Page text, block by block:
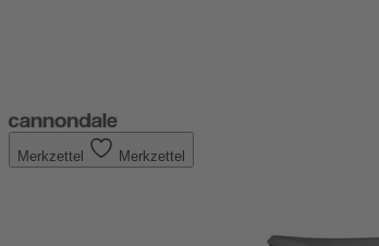
Merkzettel Merkzettel